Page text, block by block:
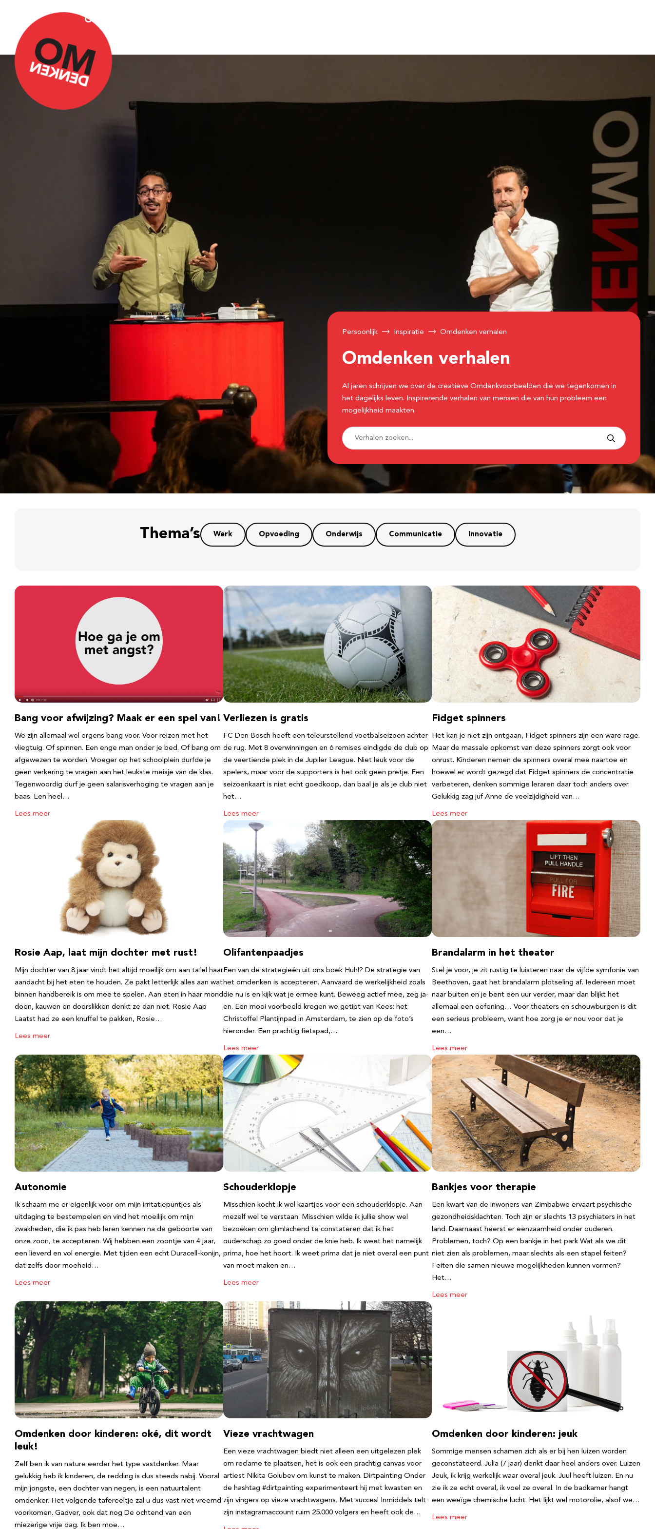
Over Omdenken
Persoonlijk Inspiratie Omdenken verhalen
Omdenken verhalen
Al jaren schrijven we over de creatieve Omdenkvoorbeelden die we tegenkomen in
het dagelijks leven. Inspirerende verhalen van mensen die van hun probleem een
mogelijkheid maakten.
Thema’s Werk Opvoeding Onderwijs Communicatie Innovatie
Bang voor afwijzing? Maak er een spel van!
We zijn allemaal wel ergens bang voor. Voor reizen met het
vliegtuig. Of spinnen. Een enge man onder je bed. Of bang om
afgewezen te worden. Vroeger op het schoolplein durfde je
geen verkering te vragen aan het leukste meisje van de klas.
Tegenwoordig durf je geen salarisverhoging te vragen aan je
baas. Een heel…
Lees meer
Verliezen is gratis
FC Den Bosch heeft een teleurstellend voetbalseizoen achter
de rug. Met 8 overwinningen en 6 remises eindigde de club op
de veertiende plek in de Jupiler League. Niet leuk voor de
spelers, maar voor de supporters is het ook geen pretje. Een
seizoenkaart is niet echt goedkoop, dan baal je als je club niet
het…
Lees meer
Fidget spinners
Het kan je niet zijn ontgaan, Fidget spinners zijn een ware rage.
Maar de massale opkomst van deze spinners zorgt ook voor
onrust. Kinderen nemen de spinners overal mee naartoe en
hoewel er wordt gezegd dat Fidget spinners de concentratie
verbeteren, denken sommige leraren daar toch anders over.
Gelukkig zag juf Anne de veelzijdigheid van…
Lees meer
Rosie Aap, laat mijn dochter met rust!
Mijn dochter van 8 jaar vindt het altijd moeilijk om aan tafel haar
aandacht bij het eten te houden. Ze pakt letterlijk alles aan wat
binnen handbereik is om mee te spelen. Aan eten in haar mond
doen, kauwen en doorslikken denkt ze dan niet. Rosie Aap
Laatst had ze een knuffel te pakken, Rosie…
Lees meer
Olifantenpaadjes
Een van de strategieën uit ons boek Huh!? De strategie van
het omdenken is accepteren. Aanvaard de werkelijkheid zoals
die nu is en kijk wat je ermee kunt. Beweeg actief mee, zeg ja-
en. Een mooi voorbeeld kregen we getipt van Kees: het
Christoffel Plantijnpad in Amsterdam, te zien op de foto’s
hieronder. Een prachtig fietspad,…
Lees meer
Brandalarm in het theater
Stel je voor, je zit rustig te luisteren naar de vijfde symfonie van
Beethoven, gaat het brandalarm plotseling af. Iedereen moet
naar buiten en je bent een uur verder, maar dan blijkt het
allemaal een oefening… Voor theaters en schouwburgen is dit
een serieus probleem, want hoe zorg je er nou voor dat je
een…
Lees meer
Autonomie
Ik schaam me er eigenlijk voor om mijn irritatiepuntjes als
uitdaging te bestempelen en vind het moeilijk om mijn
zwakheden, die ik pas heb leren kennen na de geboorte van
onze zoon, te accepteren. Wij hebben een zoontje van 4 jaar,
een lieverd en vol energie. Met tijden een echt Duracell-konijn,
dat zelfs door moeheid…
Lees meer
Schouderklopje
Misschien kocht ik wel kaartjes voor een schouderklopje. Aan
mezelf wel te verstaan. Misschien wilde ik jullie show wel
bezoeken om glimlachend te constateren dat ik het
ouderschap zo goed onder de knie heb. Ik weet het namelijk
prima, hoe het hoort. Ik weet prima dat je niet overal een punt
van moet maken en…
Lees meer
Bankjes voor therapie
Een kwart van de inwoners van Zimbabwe ervaart psychische
gezondheidsklachten. Toch zijn er slechts 13 psychiaters in het
land. Daarnaast heerst er eenzaamheid onder ouderen.
Problemen, toch? Op een bankje in het park Wat als we dit
niet zien als problemen, maar slechts als een stapel feiten?
Feiten die samen nieuwe mogelijkheden kunnen vormen?
Het…
Lees meer
Omdenken door kinderen: oké, dit wordt
leuk!
Zelf ben ik van nature eerder het type vastdenker. Maar
gelukkig heb ik kinderen, de redding is dus steeds nabij. Vooral
mijn jongste, een dochter van negen, is een natuurtalent
omdenker. Het volgende tafereeltje zal u dus vast niet vreemd
voorkomen. Gadver, ook dat nog De ochtend van een
miezerige vrije dag. Ik ben moe…
Vieze vrachtwagen
Een vieze vrachtwagen biedt niet alleen een uitgelezen plek
om reclame te plaatsen, het is ook een prachtig canvas voor
artiest Nikita Golubev om kunst te maken. Dirtpainting Onder
de hashtag #dirtpainting experimenteert hij met kwasten en
zijn vingers op vieze vrachtwagens. Met succes! Inmiddels telt
zijn instagramaccount ruim 25.000 volgers en heeft ook de…
Omdenken door kinderen: jeuk
Sommige mensen schamen zich als er bij hen luizen worden
geconstateerd. Julia (7 jaar) denkt daar heel anders over. Luizen
Jeuk, ik krijg werkelijk waar overal jeuk. Juul heeft luizen. En nu
zie ik ze echt overal, ik voel ze overal. In de badkamer hangt
een weeïge chemische lucht. Het lijkt wel motorolie, alsof we…
Lees meer